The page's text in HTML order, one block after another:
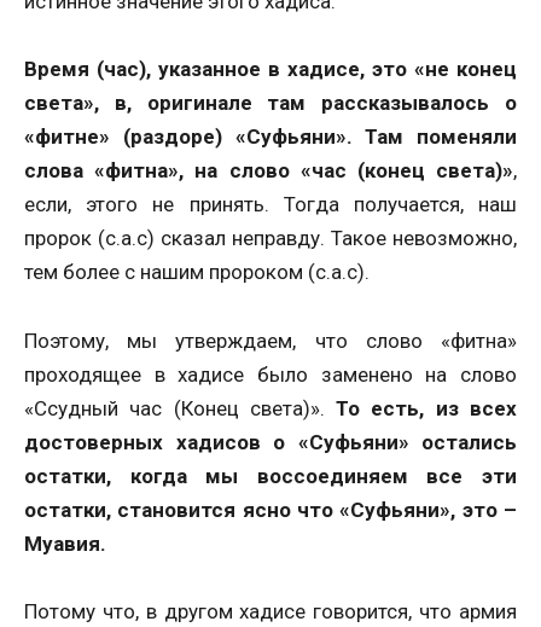
Время (час), указанное в хадисе, это «не конец
света», в, оригинале там рассказывалось о
«фитне» (раздоре) «Суфьяни». Там поменяли
слова «фитна», на слово «час (конец света)»,
если, этого не принять. Тогда получается, наш
пророк (с.а.с) сказал неправду. Такое невозможно,
тем более с нашим пророком (с.а.с).
Поэтому, мы утверждаем, что слово «фитна»
проходящее в хадисе было заменено на слово
«Ссудный час (Конец света)».То есть, из всех
достоверных хадисов о «Суфьяни» остались
остатки, когда мы воссоединяем все эти
остатки, становится ясно что «Суфьяни», это –
Муавия.
Потому что, в другом хадисе говорится, что армия